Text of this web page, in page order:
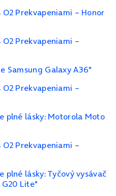
Prekvapeniami – Honor
Prekvapeniami –
Samsung Galaxy A36"
Prekvapeniami –
plné lásky: Motorola Moto
Prekvapeniami –
plné lásky: Tyčový vysávač
Lite"